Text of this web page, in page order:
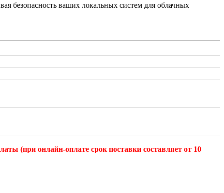
безопасность ваших локальных систем для облачных
(при онлайн-оплате срок поставки составляет от 10